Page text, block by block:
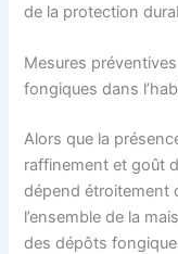
de la protection
Mesures
fongiques dans
Alors que la
raffinement et goût
dépend étroitement
l’ensemble de la
des dépôts